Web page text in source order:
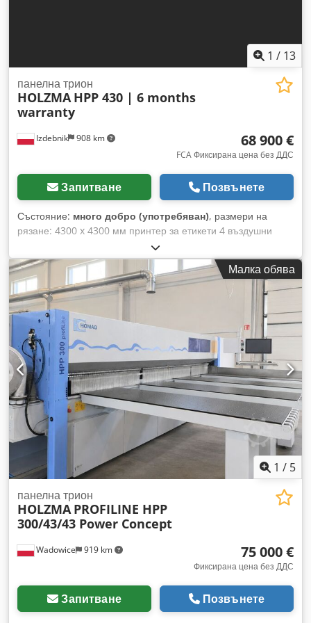
1 / 13
Izdebnik 908 km
панелна трион
HOLZMA HPP 430 | 6 months
warranty
68 900 €
FCA Фиксирана цена без ДДС
Запитване Позвънете
Състояние: много добро (употребяван), размери на
рязане: 4300 x 4300 мм принтер за етикети 4 въздушни
маси дължина на масите: 2,2 м 7 захващащи устройства
пневматично изтеглящи се опори за рязане на
фурнировани плоскости агрегат за ъглово рязане мощност
на основния двигател: 18 kW мощност на двигателя на
подрязващия нож: 2,2 kW височина на рязане: 125 мм
Dksdozr U T Hspfx Aa Tjr скорост на движение на
платформата на триона: 0-150 м/мин скорост на движение
на гредата с буталата: 0-90 м/мин управление: CadMatic
4.0 година на производство: 2011 отработени часове: 5800
ч. гаранция за механичните части: 6 месеца!
Малка обява
1 / 5
Wadowice 919 km
панелна трион
HOLZMA PROFILINE HPP
300/43/43 Power Concept
75 000 €
Фиксирана цена без ДДС
Запитване Позвънете